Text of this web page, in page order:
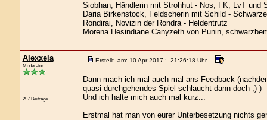
Siobhan, Händlerin mit Strohhut - Nos, FK, LvT und
Daria Birkenstock, Feldscherin mit Schild -
Rondirai, Novizin der Rondra - Heldentrutz
Morena Hesindiane Canyzeth von Punin,
Alexxela
Moderator
297 Beiträge
Erstellt am: 10 Apr 2017 : 21:26:18 Uhr
Dann mach ich mal auch mal ans Feedback
quasi durchgehendes Spiel schlaucht dann doch ;) )
Und ich halte mich auch mal kurz...
Erstmal hat man von eurer Unterbesetzung nichts